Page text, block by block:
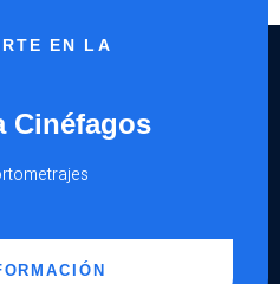
EN LA
Cinéfagos